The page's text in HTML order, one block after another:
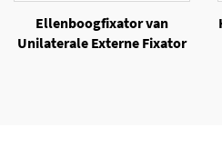
Ellenboogfixator van
Unilaterale Externe Fixator